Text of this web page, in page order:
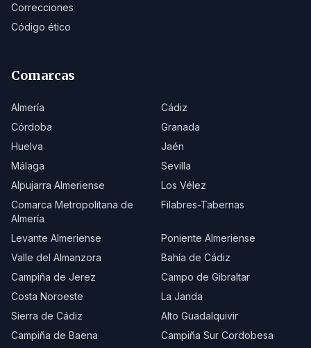
Correcciones
Código ético
Comarcas
Almería
Cádiz
Córdoba
Granada
Huelva
Jaén
Málaga
Sevilla
Alpujarra Almeriense
Los Vélez
Comarca Metropolitana de
Almería
Filabres-Tabernas
Levante Almeriense
Poniente Almeriense
Valle del Almanzora
Bahía de Cádiz
Campiña de Jerez
Campo de Gibraltar
Costa Noroeste
La Janda
Sierra de Cádiz
Alto Guadalquivir
Campiña de Baena
Campiña Sur Cordobesa